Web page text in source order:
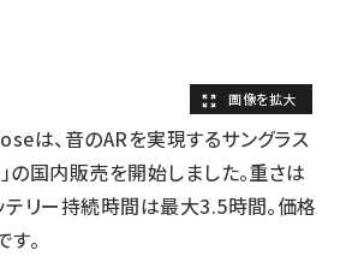
は、音のARを実現するサングラス
の国内販売を開始しました。重さは
テリー持続時間は最大3.5時間。価格
。